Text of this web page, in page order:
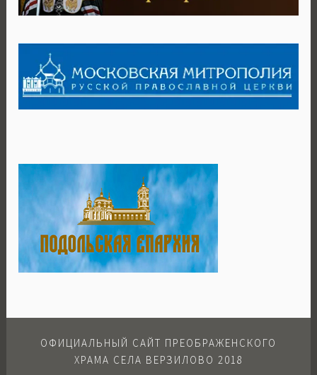
ОФИЦИАЛЬНЫЙ САЙТ ПРЕОБРАЖЕНСКОГО
ХРАМА СЕЛА ВЕРЗИЛОВО 2018